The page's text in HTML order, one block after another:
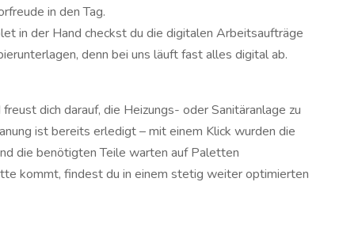
in den Tag.
in der Hand checkst du die digitalen Arbeitsaufträge
denn bei uns läuft fast alles digital ab.
dich darauf, die Heizungs- oder Sanitäranlage zu
ist bereits erledigt – mit einem Klick wurden die
die benötigten Teile warten auf Paletten
kommt, findest du in einem stetig weiter optimierten